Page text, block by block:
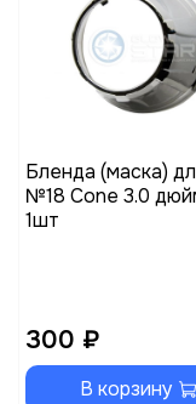
Бленда (маска)
№18 Cone 3.0
1шт
300 ₽
В корзину